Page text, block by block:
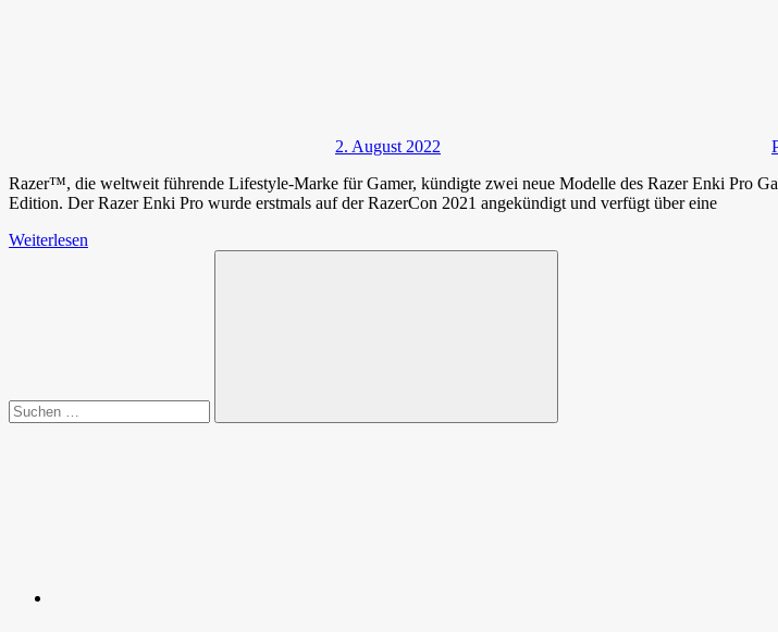
2. August 2022
Razer™, die weltweit führende Lifestyle-Marke für Gamer, kündigte zwei neue Modelle des Razer Enki Pro
Edition. Der Razer Enki Pro wurde erstmals auf der RazerCon 2021 angekündigt und verfügt über eine
Weiterlesen
Suchen